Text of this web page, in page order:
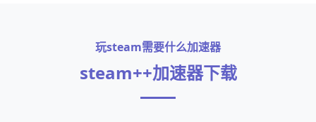
玩steam需要什么加速器
steam++加速器下载